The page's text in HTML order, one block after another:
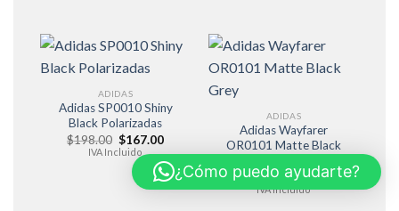
ADIDAS
Adidas SP0010 Shiny
Black Polarizadas
$198.00 El
precio
original
era:
$198.00.
$167.00El
actual
es:
$167.00.
IVA Incluido
ADIDAS
Adidas Wayfarer
OR0101 Matte Black
$183.00 El
precio
$129.95El
precio
IVA Incluido
¿Cómo puedo ayudarte?